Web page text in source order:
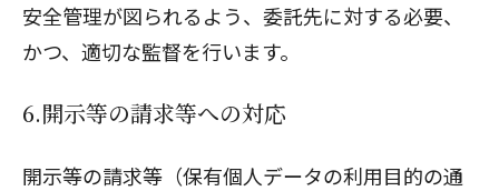
安全管理が図られるよう、委託先に対する必要、
かつ、適切な監督を行います。
6.開示等の請求等への対応
開示等の請求等（保有個人データの利用目的の通